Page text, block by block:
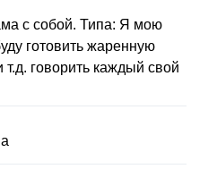
с собой. Типа: Я мою
готовить жаренную
т.д. говорить каждый свой